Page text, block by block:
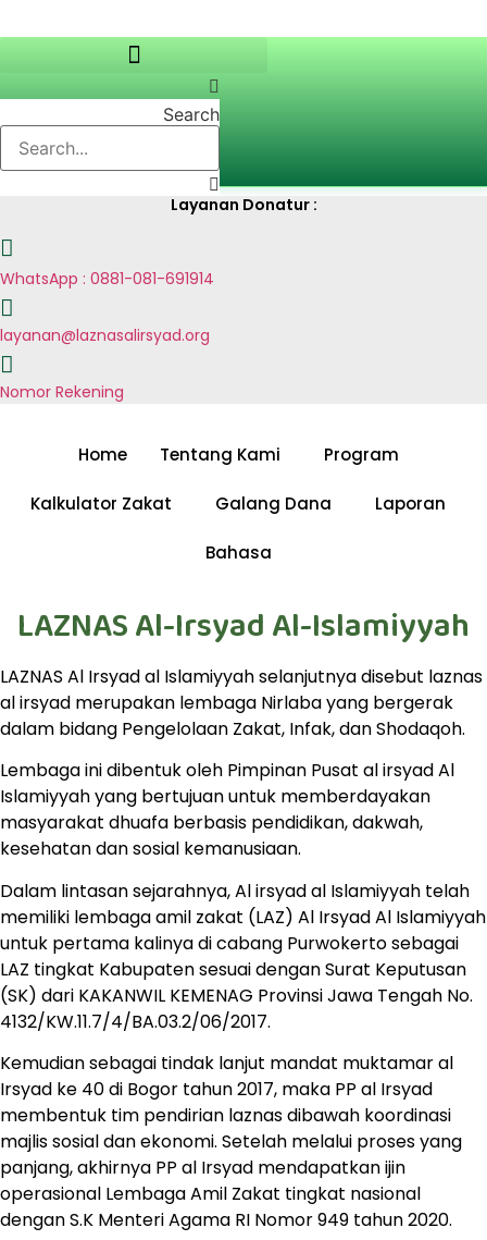
Search
Layanan Donatur :
WhatsApp : 0881-081-691914
layanan@laznasalirsyad.org
Nomor Rekening
Home Tentang Kami Program
Kalkulator Zakat Galang Dana Laporan
Bahasa
LAZNAS Al-Irsyad Al-Islamiyyah
LAZNAS Al Irsyad al Islamiyyah selanjutnya disebut laznas
al irsyad merupakan lembaga Nirlaba yang bergerak
dalam bidang Pengelolaan Zakat, Infak, dan Shodaqoh.
Lembaga ini dibentuk oleh Pimpinan Pusat al irsyad Al
Islamiyyah yang bertujuan untuk memberdayakan
masyarakat dhuafa berbasis pendidikan, dakwah,
kesehatan dan sosial kemanusiaan.
Dalam lintasan sejarahnya, Al irsyad al Islamiyyah telah
memiliki lembaga amil zakat (LAZ) Al Irsyad Al Islamiyyah
untuk pertama kalinya di cabang Purwokerto sebagai
LAZ tingkat Kabupaten sesuai dengan Surat Keputusan
(SK) dari KAKANWIL KEMENAG Provinsi Jawa Tengah No.
4132/KW.11.7/4/BA.03.2/06/2017.
Kemudian sebagai tindak lanjut mandat muktamar al
Irsyad ke 40 di Bogor tahun 2017, maka PP al Irsyad
membentuk tim pendirian laznas dibawah koordinasi
majlis sosial dan ekonomi. Setelah melalui proses yang
panjang, akhirnya PP al Irsyad mendapatkan ijin
operasional Lembaga Amil Zakat tingkat nasional
dengan S.K Menteri Agama RI Nomor 949 tahun 2020.